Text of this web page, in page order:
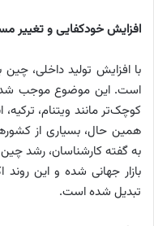
افزایش خودکفایی و تغییر
با افزایش تولید داخلی،
است. این موضوع موجب شده
کوچک‌تر مانند ویتنام،
همین حال، بسیاری از
به گفته کارشناسان، رشد
بازار جهانی شده و این
تبدیل شده است.